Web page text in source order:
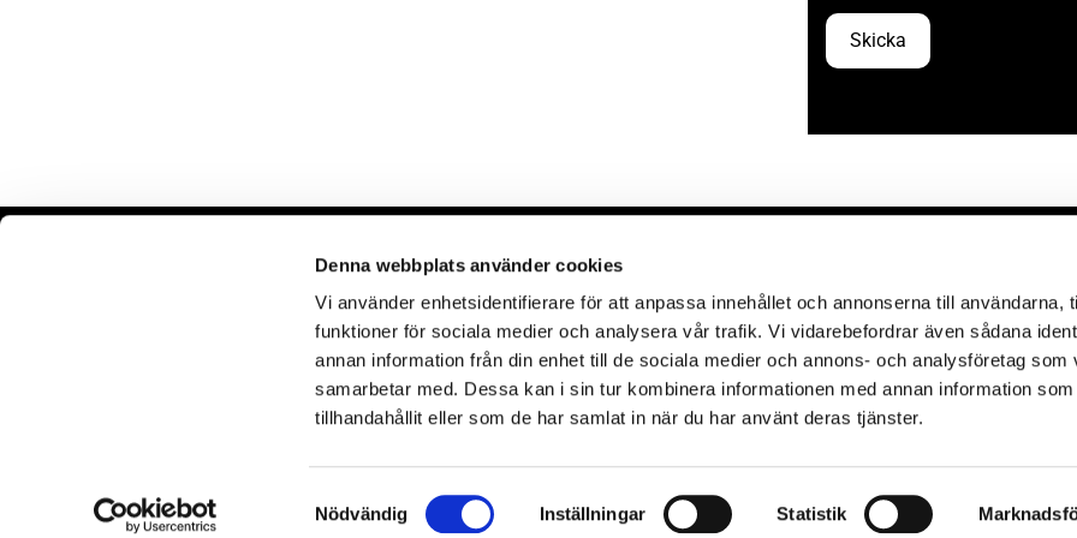
Denna webbplats använder cookies
Vi använder enhetsidentifierare för att anpassa innehållet och annonserna till användarna,
funktioner för sociala medier och analysera vår trafik. Vi vidarebefordrar även sådana
annan information från din enhet till de sociala medier och annons- och analysföretag som
samarbetar med. Dessa kan i sin tur kombinera informationen med annan information
tillhandahållit eller som de har samlat in när du har använt deras tjänster.
Samtyckesval
Nödvändig Inställningar Statistik
VÅR WEBBSHOPP MICKE'S DISCGOLF AB
Roddargatan 15
931 54 Skellefteå
Cookies